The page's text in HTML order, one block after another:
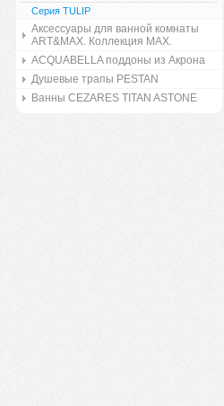
Серия TULIP
Аксессуары для ванной комнаты
ART&MAX. Коллекция MAX.
ACQUABELLA поддоны из Акрона
Душевые трапы PESTAN
Ванны CEZARES TITAN ASTONE